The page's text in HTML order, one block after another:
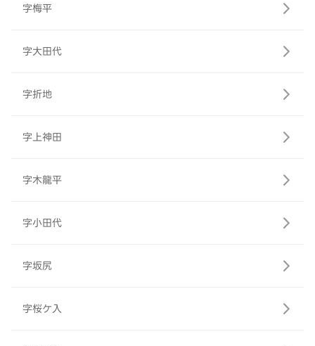
字梅平
字大田代
字折地
字上神田
字木龍平
字小田代
字坂尻
字桜ケ入